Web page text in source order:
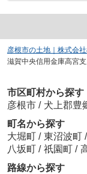
彦根市の土地｜株式会
滋賀中央信用金庫高宮
市区町村から探す
彦根市 / 犬上郡豊
町名から探す
大堀町 / 東沼波町 /
八坂町 / 祇園町 /
路線から探す